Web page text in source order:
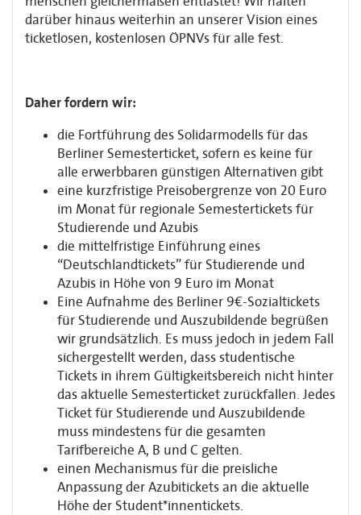
darüber hinaus weiterhin an unserer Vision eines
ticketlosen, kostenlosen ÖPNVs für alle fest.
Daher fordern wir:
die Fortführung des Solidarmodells für das
Berliner Semesterticket, sofern es keine für
alle erwerbbaren günstigen Alternativen gibt
eine kurzfristige Preisobergrenze von 20 Euro
im Monat für regionale Semestertickets für
Studierende und Azubis
die mittelfristige Einführung eines
“Deutschlandtickets” für Studierende und
Azubis in Höhe von 9 Euro im Monat
Eine Aufnahme des Berliner 9€-Sozialtickets
für Studierende und Auszubildende begrüßen
wir grundsätzlich. Es muss jedoch in jedem Fall
sichergestellt werden, dass studentische
Tickets in ihrem Gültigkeitsbereich nicht hinter
das aktuelle Semesterticket zurückfallen. Jedes
Ticket für Studierende und Auszubildende
muss mindestens für die gesamten
Tarifbereiche A, B und C gelten.
einen Mechanismus für die preisliche
Anpassung der Azubitickets an die aktuelle
Höhe der Student*innentickets.